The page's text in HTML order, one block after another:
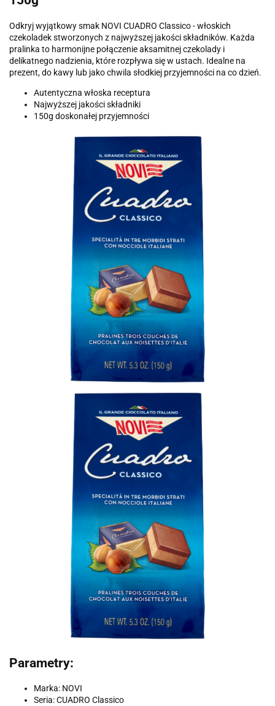
Odkryj wyjątkowy smak NOVI CUADRO Classico - włoskich
czekoladek stworzonych z najwyższej jakości składników. Każda
pralinka to harmonijne połączenie aksamitnej czekolady i
delikatnego nadzienia, które rozpływa się w ustach. Idealne na
prezent, do kawy lub jako chwila słodkiej przyjemności na co dzień.
Autentyczna włoska receptura
Najwyższej jakości składniki
150g doskonałej przyjemności
Parametry:
Marka: NOVI
Seria: CUADRO Classico